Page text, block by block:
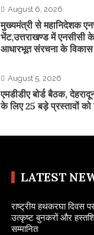
August 6, 2026
मुख्यमंत्री से महानिदेशक
भेंट,उत्तराखण्ड में एनसीसी
आधारभूत संरचना के विकास
August 5, 2026
एमडीडीए बोर्ड बैठक,
के लिए 25 बड़े प्रस्तावों को
LATEST
राष्ट्रीय हथकरघा दिवस
उत्कृष्ट बुनकरों और
सम्मानित